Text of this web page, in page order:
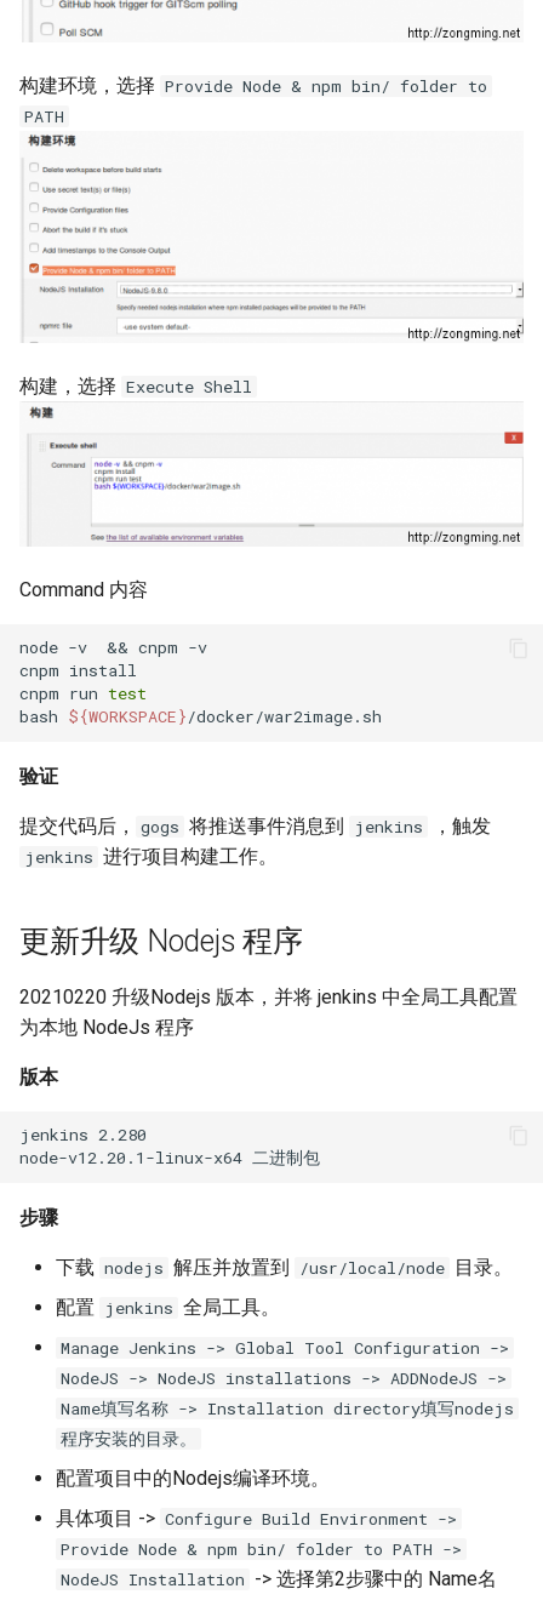
Docker with an unknown CA
certificate
Docker logs 命令
Docker 设置容器环境变量
Docker 容器端口映射
使用 Supervisor 管理 Docker
容器多个进程
Docker exec 命令
Docker 推送镜像到仓库要几
Docker login 登陆远程仓库
Docker tag 为镜像打标记
使用 Dockerfile 创建镜像
Docker 保存和加载镜像
Docker 操作系统级虚拟化技
Docker 容器技术
Docker 容器技术大会
ssldump 命令
make 命令
vsftp 配置白/白名单
Unix 发展历史
Linux系统定制PS1变量
NFS nobody权限问题
ldconfig 命令
su 命令
alias 命令
使用 logrotate 转储日志
使用 parted 调整磁盘分区大
小
Rsyslog 配置文件
Apache ab压力测试工具
updatedb 与 locate 命令
cut 命令
CentOS 7 新命令 systemctl
history 命令
ln 命令
试用 dnsmasq
rf 命令
chkrootkit
Hyper-V 虚拟机导入导出
Hyper-V 限制虚拟机CPU资源
VMware vSphere 客户端报错
VMware vSphere Web客户端
VMware vSphere 5.5 SIOC
VMware vSphere 5.5 发布
VMware vSphere ESXi 需要整
VMware Login to the query
VMware ESXi 虚拟机分配超
过2TB的虚拟磁盘
VMware ESXi 配置SNMP服务
百万PV项目与虚拟化方案
VMware ESXi 设置虚拟机自
启动
VMware ESXi 资源限制
VMware vCenter 虚拟机克隆
功能
VMware vSphere Hypervisor
Oracle sqlplus
DRBD 状态含义
DRBD 故障测试及脑裂处理
使用 DRBD 与 Heartbeat 实现
Mysql 高可用
Mysql Innodb 使用独立表空
构建环境，选择 Provide Node & npm bin/ folder to
PATH
构建，选择 Execute Shell
Command 内容
node -v  && cnpm -v
cnpm install
cnpm run test
bash ${WORKSPACE}
验证
提交代码后， gogs 将推送事件消息到 jenkins ，触发
jenkins 进行项目构建工作。
更新升级 Nodejs 程序
20210220 升级Nodejs 版本，并将 jenkins 中全局工具配置
为本地 NodeJs 程序
版本
jenkins 2.280
步骤
下载 nodejs 解压并放置到 /usr/local/node 目录。
配置
jenkins 全局工具。
Manage Jenkins -> Global Tool Configuration ->
NodeJS -> NodeJS installations -> ADDNodeJS ->
Name填写名称 -> Installation directory填写nodejs
程序安装的目录。
配置项目中的Nodejs编译环境。
具体项目 -> Configure Build Environment ->
Provide Node & npm bin/ folder to PATH ->
NodeJS Installation -> 选择第2步骤中的 Name名